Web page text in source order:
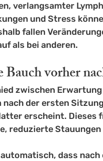
verlangsamter
und Stress
fallen
als bei anderen.
vorher
zwischen
nach der ersten
erscheint. Dieses
reduzierte
dass